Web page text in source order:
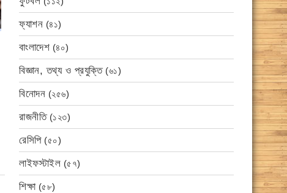
ফ্যাশন (৪১)
বাংলাদেশ (৪০)
বিজ্ঞান, তথ্য ও প্রযুক্তি(৬১)
বিনোদন (২৫৬)
রাজনীতি(১২৩)
রেসিপি(৫০)
লাইফস্টাইল (৫৭)
শিক্ষা(৫৮)